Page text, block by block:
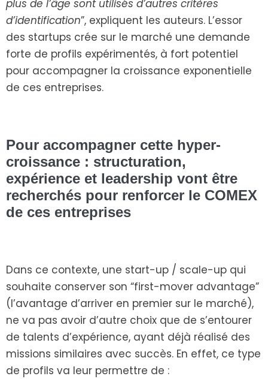
plus de l’âge sont utilisés d’autres critères
d’identification”, expliquent les auteurs. L’essor
des startups crée sur le marché une demande
forte de profils expérimentés, à fort potentiel
pour accompagner la croissance exponentielle
de ces entreprises.
Pour accompagner cette hyper-
croissance : structuration,
expérience et leadership vont être
recherchés pour renforcer le COMEX
de ces entreprises
Dans ce contexte, une start-up / scale-up qui
souhaite conserver son “first-mover advantage”
(l’avantage d’arriver en premier sur le marché),
ne va pas avoir d’autre choix que de s’entourer
de talents d’expérience, ayant déjà réalisé des
missions similaires avec succès. En effet, ce type
de profils va leur permettre de :